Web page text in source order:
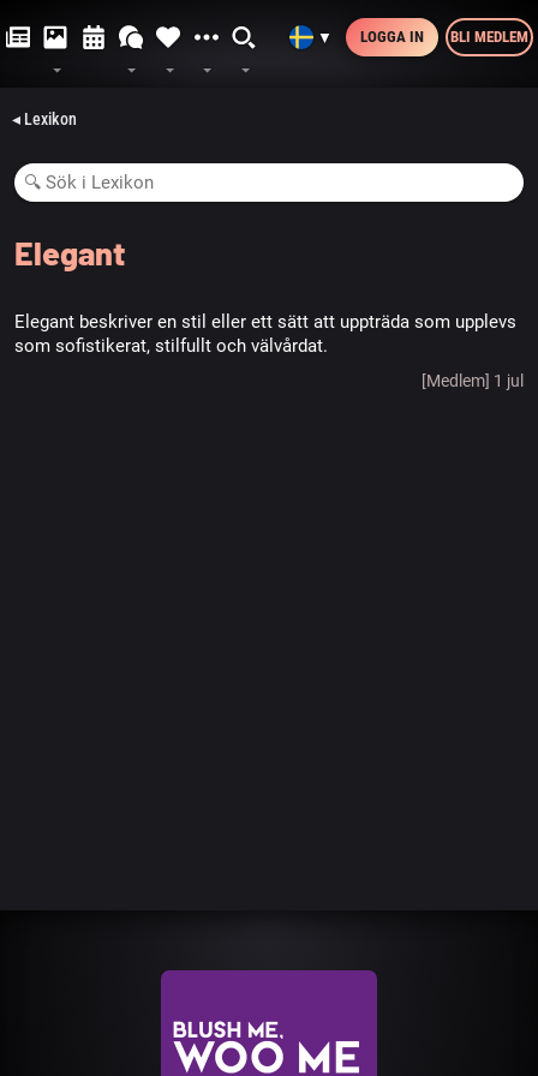
▼ LOGGA IN BLI MEDLEM
◂ Lexikon
Elegant
Elegant beskriver en stil eller ett sätt att uppträda som upplevs
som sofistikerat, stilfullt och välvårdat.
[Medlem] 1 jul